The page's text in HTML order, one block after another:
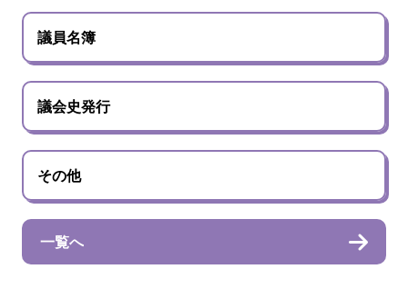
議員名簿
議会史発行
その他
一覧へ